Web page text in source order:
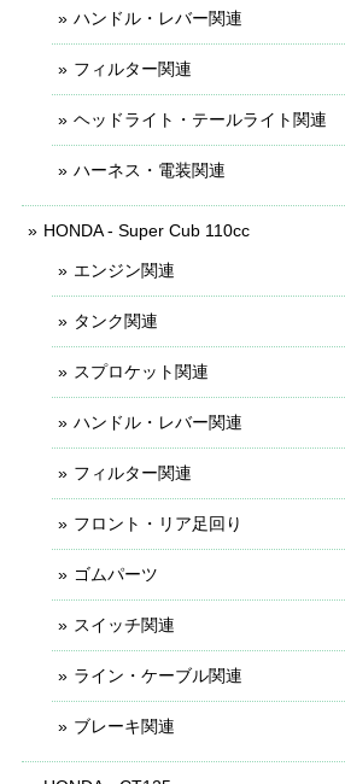
ハンドル・レバー関連
フィルター関連
ヘッドライト・テールライト関連
ハーネス・電装関連
HONDA - Super Cub 110cc
エンジン関連
タンク関連
スプロケット関連
ハンドル・レバー関連
フィルター関連
フロント・リア足回り
ゴムパーツ
スイッチ関連
ライン・ケーブル関連
ブレーキ関連